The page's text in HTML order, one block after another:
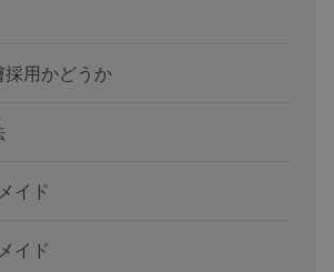
用かどうか
イド
イド